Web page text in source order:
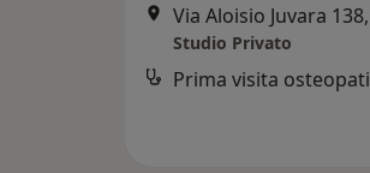
Via Aloisio Juvara
Studio Privato
Prima visita